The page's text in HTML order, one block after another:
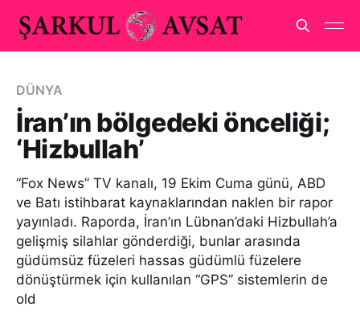
DÜNYA
İran’ın bölgedeki önceliği;
‘Hizbullah’
“Fox News” TV kanalı, 19 Ekim Cuma günü, ABD
ve Batı istihbarat kaynaklarından naklen bir rapor
yayınladı. Raporda, İran’ın Lübnan’daki Hizbullah’a
gelişmiş silahlar gönderdiği, bunlar arasında
güdümsüz füzeleri hassas güdümlü füzelere
dönüştürmek için kullanılan “GPS” sistemlerin de
old